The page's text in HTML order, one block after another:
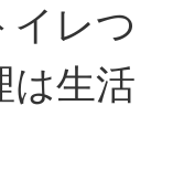
イレつ
は生活